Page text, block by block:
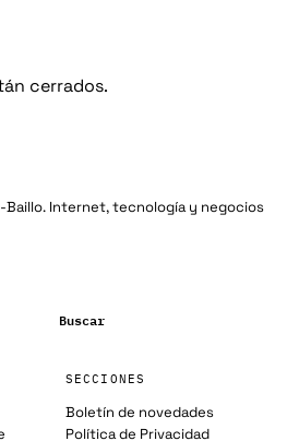
cerrados.
Baillo. Internet, tecnología y negocios
Buscar
SECCIONES
Boletín de novedades
Política de Privacidad